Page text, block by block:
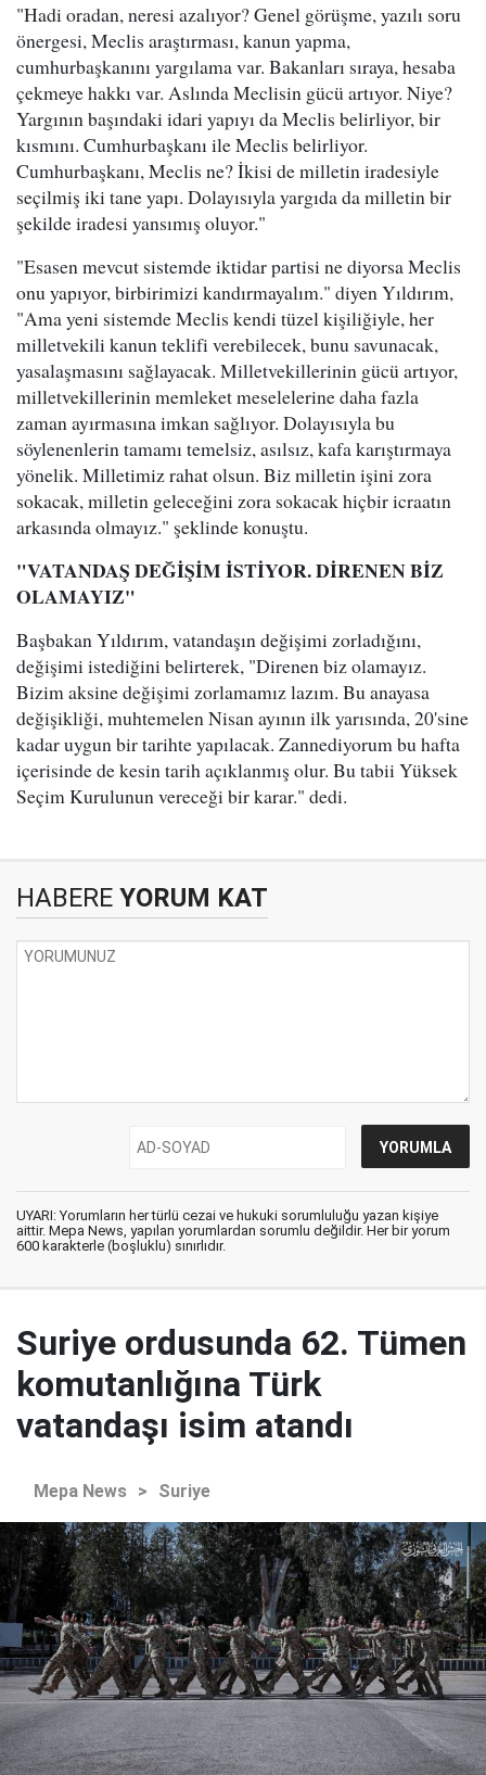
"Hadi oradan, neresi azalıyor? Genel görüşme, yazılı soru
önergesi, Meclis araştırması, kanun yapma,
cumhurbaşkanını yargılama var. Bakanları sıraya, hesaba
çekmeye hakkı var. Aslında Meclisin gücü artıyor. Niye?
Yargının başındaki idari yapıyı da Meclis belirliyor, bir
kısmını. Cumhurbaşkanı ile Meclis belirliyor.
Cumhurbaşkanı, Meclis ne? İkisi de milletin iradesiyle
seçilmiş iki tane yapı. Dolayısıyla yargıda da milletin bir
şekilde iradesi yansımış oluyor."
"Esasen mevcut sistemde iktidar partisi ne diyorsa Meclis
onu yapıyor, birbirimizi kandırmayalım." diyen Yıldırım,
"Ama yeni sistemde Meclis kendi tüzel kişiliğiyle, her
milletvekili kanun teklifi verebilecek, bunu savunacak,
yasalaşmasını sağlayacak. Milletvekillerinin gücü artıyor,
milletvekillerinin memleket meselelerine daha fazla
zaman ayırmasına imkan sağlıyor. Dolayısıyla bu
söylenenlerin tamamı temelsiz, asılsız, kafa karıştırmaya
yönelik. Milletimiz rahat olsun. Biz milletin işini zora
sokacak, milletin geleceğini zora sokacak hiçbir icraatın
arkasında olmayız." şeklinde konuştu.
"VATANDAŞ DEĞİŞİM İSTİYOR. DİRENEN BİZ
OLAMAYIZ"
Başbakan Yıldırım, vatandaşın değişimi zorladığını,
değişimi istediğini belirterek, "Direnen biz olamayız.
Bizim aksine değişimi zorlamamız lazım. Bu anayasa
değişikliği, muhtemelen Nisan ayının ilk yarısında, 20'sine
kadar uygun bir tarihte yapılacak. Zannediyorum bu hafta
içerisinde de kesin tarih açıklanmış olur. Bu tabii Yüksek
Seçim Kurulunun vereceği bir karar." dedi.
HABERE YORUM KAT
UYARI: Yorumların her türlü cezai ve hukuki sorumluluğu yazan kişiye
aittir. Mepa News, yapılan yorumlardan sorumlu değildir. Her bir yorum
600 karakterle (boşluklu) sınırlıdır.
Suriye ordusunda 62. Tümen
komutanlığına Türk
vatandaşı isim atandı
Mepa News > Suriye